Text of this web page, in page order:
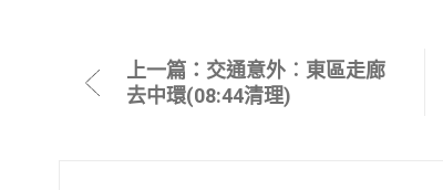
上一篇：交通意外︰東區走廊
去中環(08:44清理)